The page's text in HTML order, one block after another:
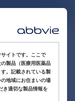
イトです。ここで
製品（医療用医薬品
。記載されている製
地域にお住まいの場
き適切な製品情報を